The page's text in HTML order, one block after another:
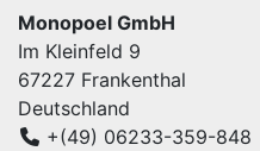
Monopoel GmbH
Im Kleinfeld 9
67227 Frankenthal
Deutschland
+(49) 06233-359-848